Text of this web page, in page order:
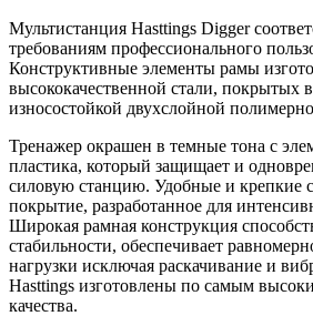
Мультистанция Hasttings Digger
требованиям профессионального
Конструктивные элементы рамы
высококачественной стали, покрытых
износостойкой двухслойной
Тренажер окрашен в темные тона с
пластика, который защищает и
силовую станцию. Удобные и крепкие
покрытие, разработанное для
Широкая рамная конструкция
стабильности, обеспечивает
нагрузки исключая раскачивание и
Hasttings изготовлены по самым
качества.